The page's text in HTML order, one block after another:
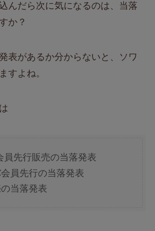
んだら次に気になるのは、当落
か？
表があるか分からないと、ソワ
すよね。
員先行販売の当落発表
員先行の当落発表
当落発表